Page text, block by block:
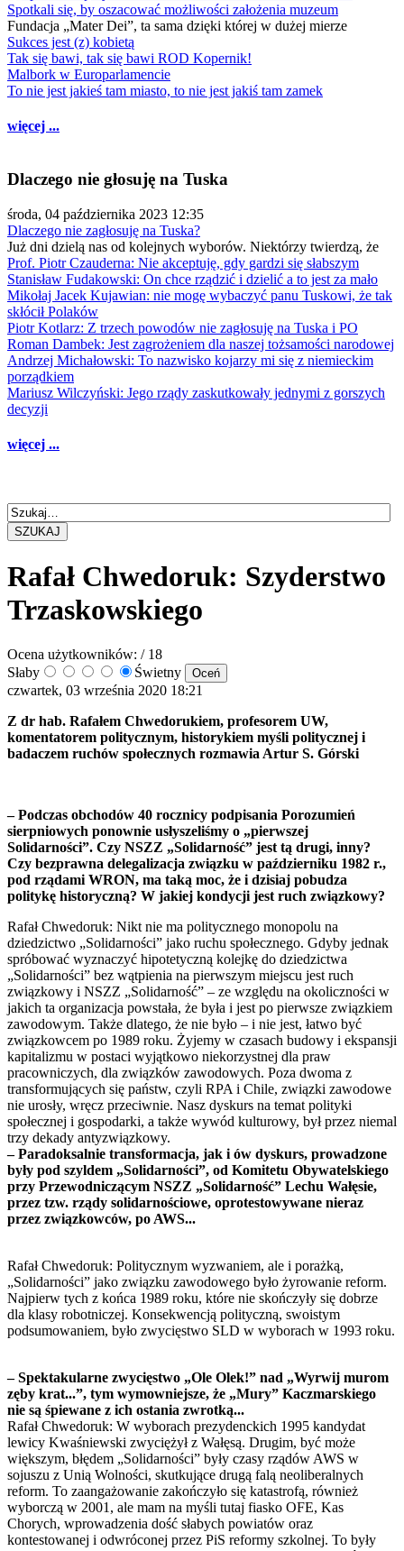
Spotkali się, by oszacować możliwości założenia muzeum
Fundacja „Mater Dei”, ta sama dzięki której w dużej mierze
Sukces jest (z) kobietą
Tak się bawi, tak się bawi ROD Kopernik!
Malbork w Europarlamencie
To nie jest jakieś tam miasto, to nie jest jakiś tam zamek
więcej ...
Dlaczego nie głosuję na Tuska
środa, 04 października 2023 12:35
Dlaczego nie zagłosuję na Tuska?
Już dni dzielą nas od kolejnych wyborów. Niektórzy twierdzą, że
Prof. Piotr Czauderna: Nie akceptuję, gdy gardzi się słabszym
Stanisław Fudakowski: On chce rządzić i dzielić a to jest za mało
Mikołaj Jacek Kujawian: nie mogę wybaczyć panu Tuskowi, że tak
skłócił Polaków
Piotr Kotlarz: Z trzech powodów nie zagłosuję na Tuska i PO
Roman Dambek: Jest zagrożeniem dla naszej tożsamości narodowej
Andrzej Michałowski: To nazwisko kojarzy mi się z niemieckim
porządkiem
Mariusz Wilczyński: Jego rządy zaskutkowały jednymi z gorszych
decyzji
więcej ...
SZUKAJ
Rafał Chwedoruk: Szyderstwo
Trzaskowskiego
Ocena użytkowników: / 18
Słaby
Świetny
czwartek, 03 września 2020 18:21
Z dr hab. Rafałem Chwedorukiem, profesorem UW,
komentatorem politycznym, historykiem myśli politycznej i
badaczem ruchów społecznych rozmawia Artur S. Górski
– Podczas obchodów 40 rocznicy podpisania Porozumień
sierpniowych ponownie usłyszeliśmy o „pierwszej
Solidarności”. Czy NSZZ „Solidarność” jest tą drugi, inny?
Czy bezprawna delegalizacja związku w październiku 1982 r.,
pod rządami WRON, ma taką moc, że i dzisiaj pobudza
politykę historyczną? W jakiej kondycji jest ruch związkowy?
Rafał Chwedoruk: Nikt nie ma politycznego monopolu na
dziedzictwo „Solidarności” jako ruchu społecznego. Gdyby jednak
spróbować wyznaczyć hipotetyczną kolejkę do dziedzictwa
„Solidarności” bez wątpienia na pierwszym miejscu jest ruch
związkowy i NSZZ „Solidarność” – ze względu na okoliczności w
jakich ta organizacja powstała, że była i jest po pierwsze związkiem
zawodowym. Także dlatego, że nie było – i nie jest, łatwo być
związkowcem po 1989 roku. Żyjemy w czasach budowy i ekspansji
kapitalizmu w postaci wyjątkowo niekorzystnej dla praw
pracowniczych, dla związków zawodowych. Poza dwoma z
transformujących się państw, czyli RPA i Chile, związki zawodowe
nie urosły, wręcz przeciwnie. Nasz dyskurs na temat polityki
społecznej i gospodarki, a także wywód kulturowy, był przez niemal
trzy dekady antyzwiązkowy.
– Paradoksalnie transformacja, jak i ów dyskurs, prowadzone
były pod szyldem „Solidarności”, od Komitetu Obywatelskiego
przy Przewodniczącym NSZZ „Solidarność” Lechu Wałęsie,
przez tzw. rządy solidarnościowe, oprotestowywane nieraz
przez związkowców, po AWS...
Rafał Chwedoruk: Politycznym wyzwaniem, ale i porażką,
„Solidarności” jako związku zawodowego było żyrowanie reform.
Najpierw tych z końca 1989 roku, które nie skończyły się dobrze
dla klasy robotniczej. Konsekwencją polityczną, swoistym
podsumowaniem, było zwycięstwo SLD w wyborach w 1993 roku.
– Spektakularne zwycięstwo „Ole Olek!” nad „Wyrwij murom
zęby krat...”, tym wymowniejsze, że „Mury” Kaczmarskiego
nie są śpiewane z ich ostania zwrotką...
Rafał Chwedoruk: W wyborach prezydenckich 1995 kandydat
lewicy Kwaśniewski zwyciężył z Wałęsą. Drugim, być może
większym, błędem „Solidarności” były czasy rządów AWS w
sojuszu z Unią Wolności, skutkujące drugą falą neoliberalnych
reform. To zaangażowanie zakończyło się katastrofą, również
wyborczą w 2001, ale mam na myśli tutaj fiasko OFE, Kas
Chorych, wprowadzenia dość słabych powiatów oraz
kontestowanej i odwróconej przez PiS reformy szkolnej. To były